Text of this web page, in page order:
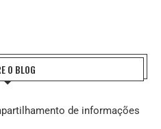
O BLOG
de informações